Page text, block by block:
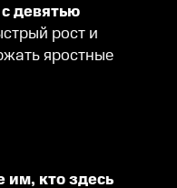
девятью
рост и
яростные
кто здесь